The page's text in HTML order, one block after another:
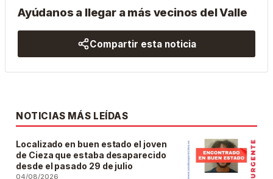
Ayúdanos a llegar a más vecinos del Valle
Compartir esta noticia
NOTICIAS MÁS LEÍDAS
Localizado en buen estado el joven
de Cieza que estaba desaparecido
desde el pasado 29 de julio
04/08/2026